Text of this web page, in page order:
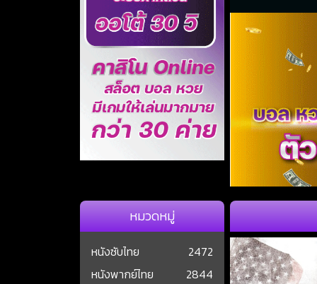
หมวดหมู่
หนังซับไทย
2472
หนังพากย์ไทย
2844